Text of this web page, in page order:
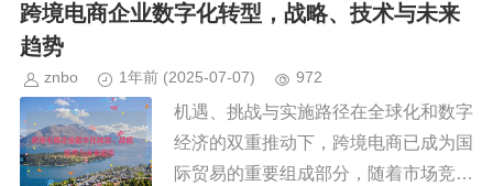
跨境电商企业数字化转型，战略、技术与未来
趋势
znbo 1年前 (2025-07-07) 972
机遇、挑战与实施路径在全球化和数字
经济的双重推动下，跨境电商已成为国
际贸易的重要组成部分，随着市场竞争